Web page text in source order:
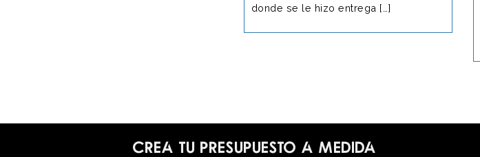
donde se le hizo entrega […]
Crea tu presupuesto a medida